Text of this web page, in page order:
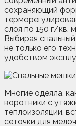
сохраняющий
слоя по 150 г/кв.
Выбирая
не только его
удобством
Многие одеяла,
воротники с
теплоизоляции,
сеточки для